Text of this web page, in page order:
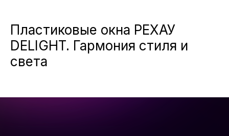
Пластиковые окна РЕХАУ
DELIGHT. Гармония стиля и
света